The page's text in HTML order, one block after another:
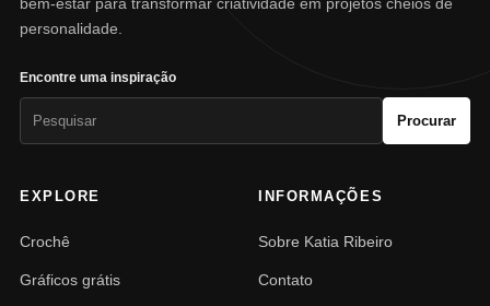
bem-estar para transformar criatividade em projetos cheios de
personalidade.
Encontre uma inspiração
Procurar
EXPLORE
Crochê
Gráficos grátis
INFORMAÇÕES
Sobre Katia Ribeiro
Contato